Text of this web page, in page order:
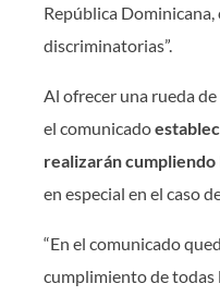
República Dominicana,
discriminatorias”.
Al ofrecer una rueda
el comunicado
realizarán
en especial en el caso
“En el comunicado
cumplimiento de todas